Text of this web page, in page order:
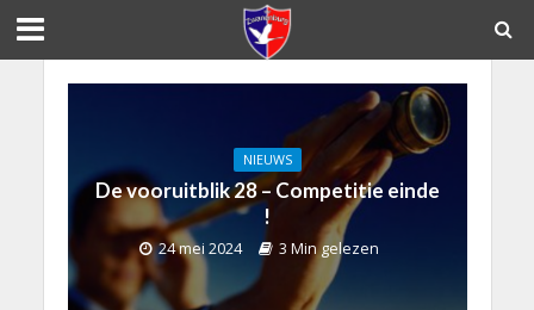
NIEUWS
De vooruitblik 28 – Competitie einde
!
24 mei 2024 3 Min gelezen